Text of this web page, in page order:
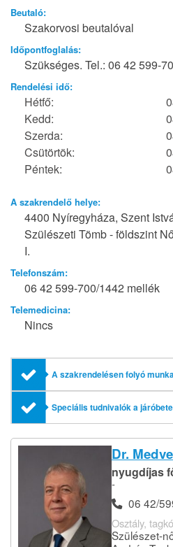
Beutaló:
Szakorvosi beutalóval
Időpontfoglalás:
Szükséges. Tel.: 06 42 599-
Rendelési idő:
Hétfő:
Kedd:
Szerda:
Csütörtök:
Péntek:
A szakrendelő helye:
4400 Nyíregyháza, Szent
Szülészeti Tömb - földszint
I.
Telefonszám:
06 42 599-700/1442 mellék
Telemedicina:
Nincs
A szakrendelésen folyó
Speciális tudnivalók a
Dr.
nyugdíjas
-
06 42/
Osztály,
Szülészet-